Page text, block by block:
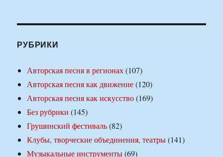
РУБРИКИ
Авторская песня в регионах(107)
Авторская песня как движение(120)
Авторская песня как искусство(169)
Без рубрики (145)
Грушинский фестиваль(82)
Клубы, творческие объединения, театры(141)
Музыкальные инструменты(69)